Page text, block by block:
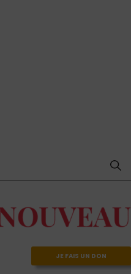
JE FAIS UN DON